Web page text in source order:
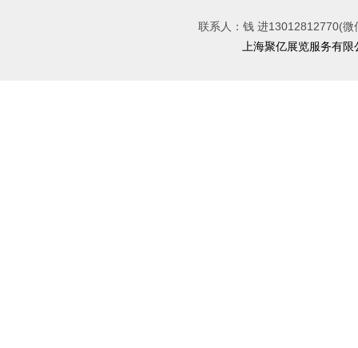
联系人：钱 进13012812770(
上海聚亿展览服务有限